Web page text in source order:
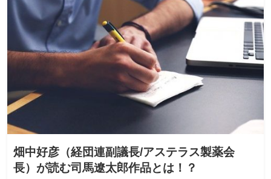
畑中好彦（経団連副議長/アステラス製薬会
長）が読む司馬遼太郎作品とは！？